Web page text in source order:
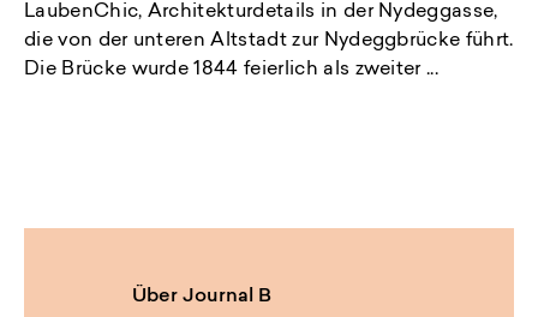
LaubenChic, Architekturdetails in der Nydeggasse,
die von der unteren Altstadt zur Nydeggbrücke führt.
Die Brücke wurde 1844 feierlich als zweiter ...
Über Journal B